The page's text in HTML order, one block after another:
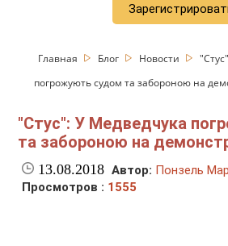
Главная Блог Новости
погрожують судом та забороною на
"Стус": У Медведчука
та забороною на
13.08.2018 Автор: Понзель
Просмотров : 1555